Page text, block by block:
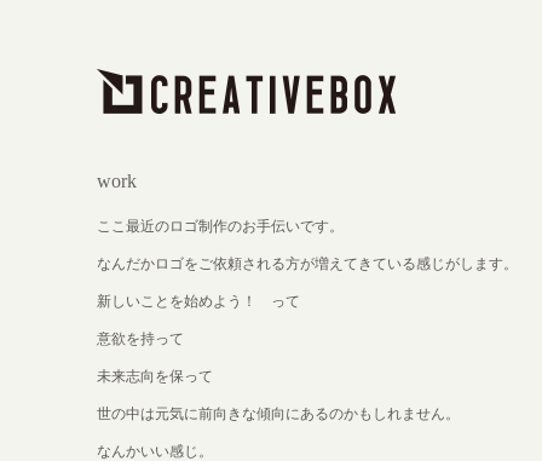
work
ここ最近のロゴ制作のお手伝いです。
なんだかロゴをご依頼される方が増えてきている感じがします。
新しいことを始めよう！ って
意欲を持って
未来志向を保って
世の中は元気に前向きな傾向にあるのかもしれません。
なんかいい感じ。